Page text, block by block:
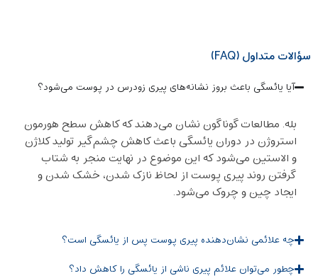
سؤالات متداول (FAQ)
آیا یائسگی باعث بروز نشانه‌های پیری زودرس در پوست می‌شود؟
بله. مطالعات گوناگون نشان می‌دهند که کاهش سطح هورمون
استروژن در دوران یائسگی باعث کاهش چشم‌گیر تولید کلاژن
و الاستین می‌شود که این موضوع در نهایت منجر به شتاب
گرفتن روند پیری پوست از لحاظ نازک شدن، خشک شدن و
ایجاد چین ‌و چروک می‌شود.
چه علائمی نشان‌دهنده پیری پوست پس از یائسگی است؟
چطور می‌توان علائم پیری ناشی از یائسگی را کاهش داد؟